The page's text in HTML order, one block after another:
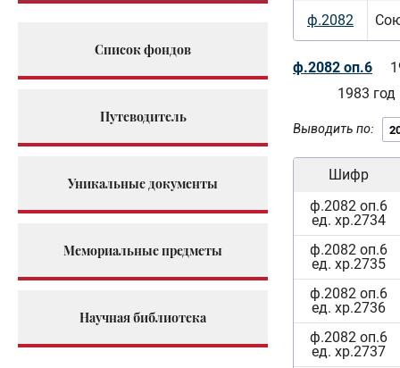
Список фондов
Путеводитель
Уникальные документы
Мемориальные предметы
Научная библиотека
ф.2082
ф.2082 оп.6
1983 год
Выводить по:
Шифр
ф.2082 оп.6
ед. хр.2734
ф.2082 оп.6
ед. хр.2735
ф.2082 оп.6
ед. хр.2736
ф.2082 оп.6
ед. хр.2737